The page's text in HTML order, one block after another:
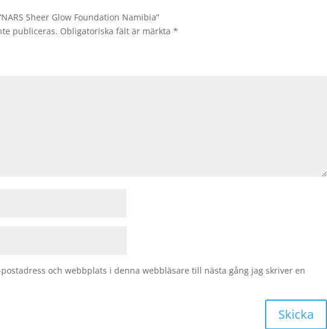
Sheer Glow Foundation Namibia”
publiceras. Obligatoriska fält är märkta*
och webbplats i denna webbläsare till nästa gång jag skriver en